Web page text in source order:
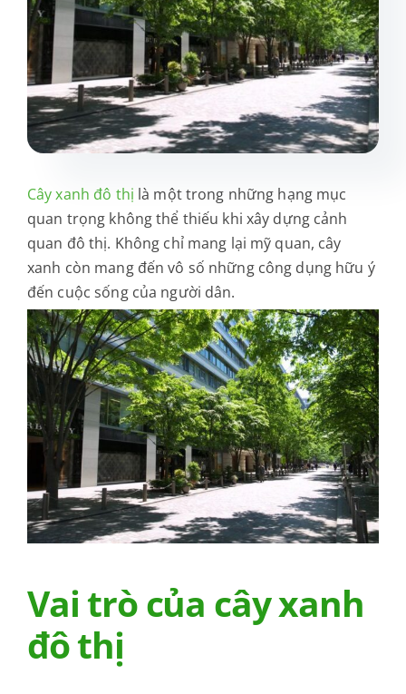
Sản phẩm
Liên hệ
Cây xanh đô thị là một trong những hạng mục
quan trọng không thể thiếu khi xây dựng cảnh
quan đô thị. Không chỉ mang lại mỹ quan, cây
xanh còn mang đến vô số những công dụng hữu ý
đến cuộc sống của người dân.
Vai trò của cây xanh
đô thị